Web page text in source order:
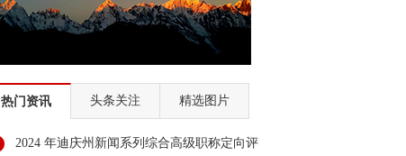
热门资讯 头条关注 精选图片
2024 年迪庆州新闻系列综合高级职称定向评